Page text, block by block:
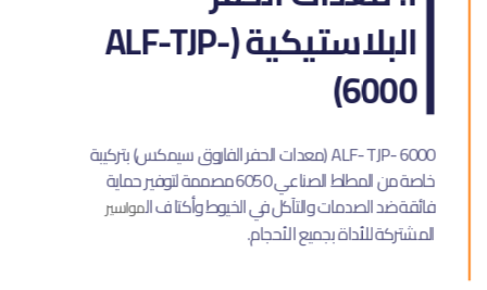
البلاستيكية (ALF-TJP-
6000)
ALF- TJP- 6000 (معدات الحفر الفاروق سيمكس) بتركيبة
خاصة من المطاط الصناعي 6050 مصممة لتوفير حماية
فائقة ضد الصدمات والتآكل في الخيوط وأكتاف المواسير
المشتركة للأداة بجميع الأحجام.